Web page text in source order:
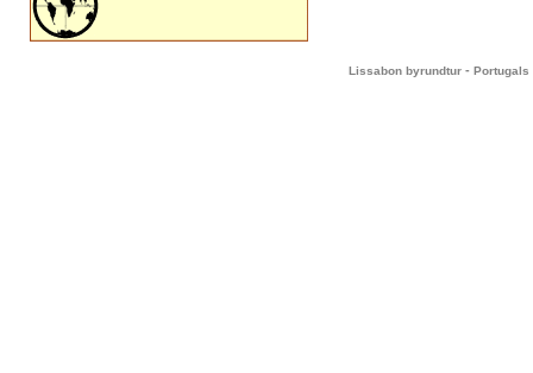
Lissabon byrundtur - Portugals